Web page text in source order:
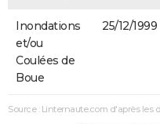
Inondations
et/ou
Coulées de
Boue
25/12/1999
Source : Linternaute.com d'après les